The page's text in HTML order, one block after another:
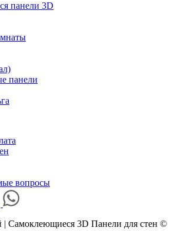
панели 3D
панели
вопросы
| Самоклеющиеся 3D Панели для стен ©